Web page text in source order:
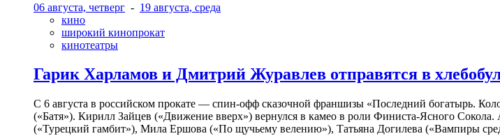
06 августа, четверг - 19 августа, среда
кино
широкий кинопрокат
кинотеатры
Гарик Харламов и Дмитрий Журавлев отправятся в
С 6 августа в российском прокате — спин-офф сказочной франшизы «Последний богатырь.
(«Батя»). Кирилл Зайцев («Движение вверх») вернулся в камео в роли Финиста-Ясного
(«Турецкий гамбит»), Мила Ершова («По щучьему велению»), Татьяна Догилева («Вампиры